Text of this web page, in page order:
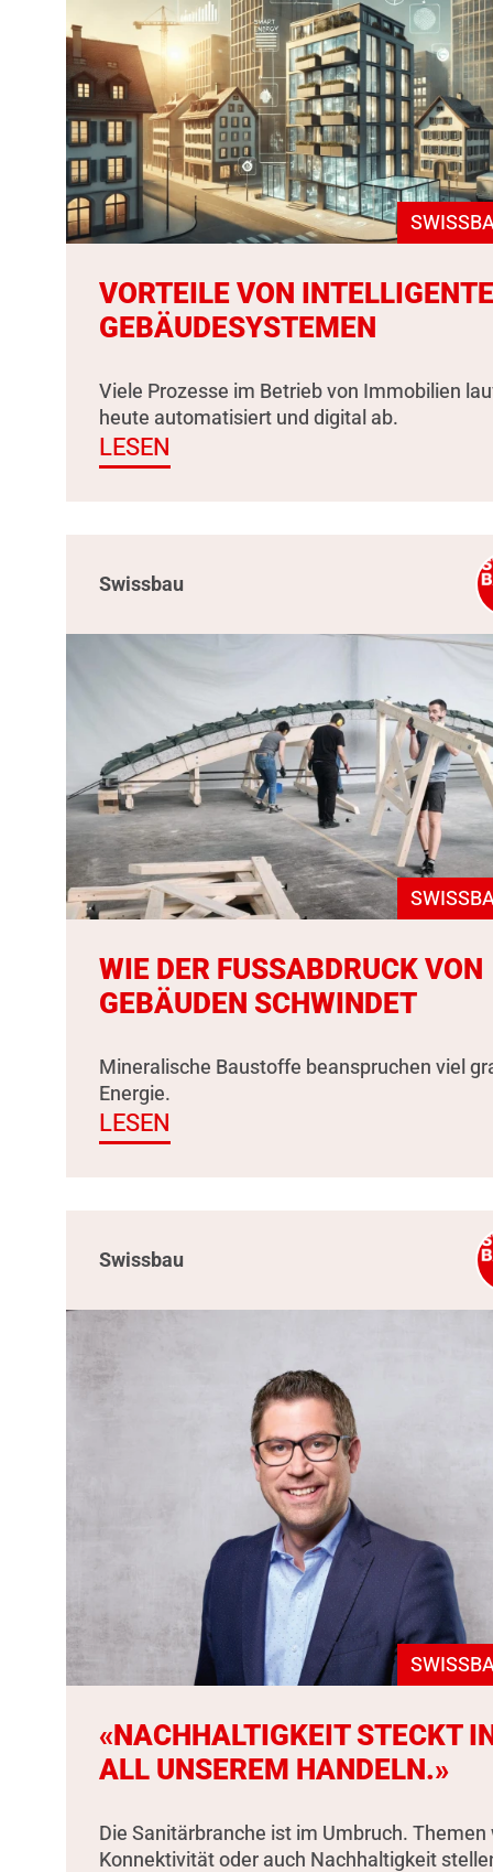
VORTEILE VON
GEBÄUDESYSTEMEN
Viele Prozesse im Betrieb von Immobilien
heute automatisiert und digital ab.
LESEN
Swissbau
WIE DER FUSSABDRUCK VON
GEBÄUDEN SCHWINDET
Mineralische Baustoffe beanspruchen viel
Energie.
LESEN
Swissbau
«NACHHALTIGKEIT STECKT
ALL UNSEREM HANDELN.»
Die Sanitärbranche ist im Umbruch. Themen
Konnektivität oder auch Nachhaltigkeit